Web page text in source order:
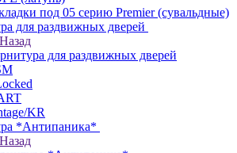
под 05 серию Premier (сувальдные)
для раздвижных дверей
Назад
для раздвижных дверей
KR
*Антипаника*
Назад